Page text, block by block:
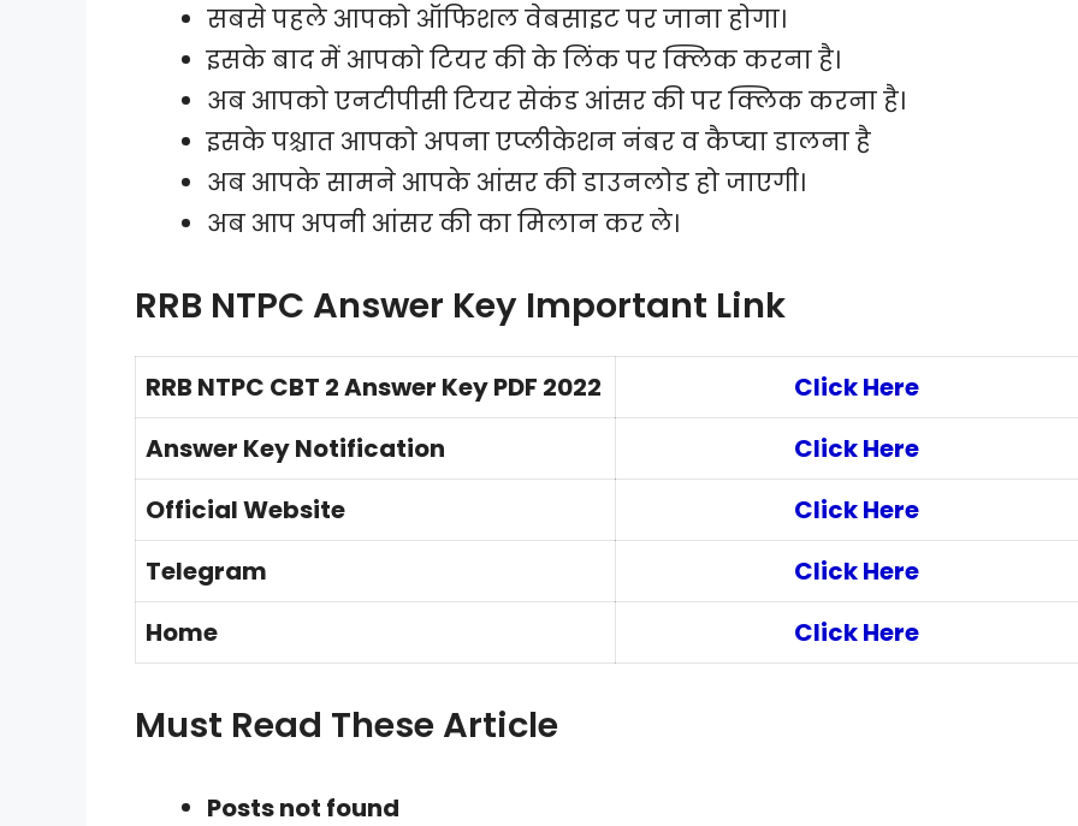
सबसे पहले आपको ऑफिशल वेबसाइट पर जाना होगा।
इसके बाद में आपको टियर की के लिंक पर क्लिक करना है।
अब आपको एनटीपीसी टियर सेकंड आंसर की पर क्लिक करना है।
इसके पश्चात आपको अपना एप्लीकेशन नंबर व कैप्चा डालना है
अब आपके सामने आपके आंसर की डाउनलोड हो जाएगी।
अब आप अपनी आंसर की का मिलान कर ले।
RRB NTPC Answer Key Important Link
RRB NTPC CBT 2 Answer Key PDF 2022
Click Here
Answer Key Notification
Click Here
Official Website
Click Here
Telegram
Click Here
Home
Click Here
Must Read These Article
Posts not found